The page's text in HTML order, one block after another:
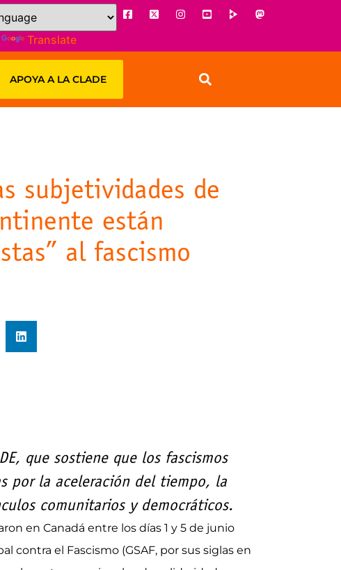
Translate
APOYA A LA CLADE
subjetividades de
están
al fascismo
que sostiene que los fascismos
por la aceleración del tiempo, la
comunitarios y democráticos.
en Canadá entre los días 1 y 5 de junio
contra el Fascismo (GSAF, por sus siglas en